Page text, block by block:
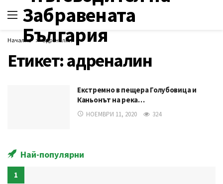
Начална адреналин
Етикет:адреналин
Екстремно в пещера Голубовица и
Каньонът на река…
НОЕМВРИ 11, 2020 324
Най-популярни